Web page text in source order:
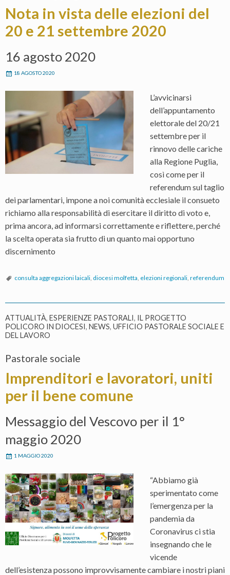
Nota in vista delle elezioni del
20 e 21 settembre 2020
16 agosto 2020
18 AGOSTO 2020
L’avvicinarsi
dell’appuntamento
elettorale del 20/21
settembre per il
rinnovo delle cariche
alla Regione Puglia,
così come per il
referendum sul taglio
dei parlamentari, impone a noi comunità ecclesiale il consueto
richiamo alla responsabilità di esercitare il diritto di voto e,
prima ancora, ad informarsi correttamente e riflettere, perché
la scelta operata sia frutto di un quanto mai opportuno
discernimento
consulta aggregazioni laicali diocesi molfetta elezioni regionali referendum
ATTUALITÀ, ESPERIENZE PASTORALI, IL PROGETTO
POLICORO IN DIOCESI, NEWS, UFFICIO PASTORALE SOCIALE E
DEL LAVORO
Pastorale sociale
Imprenditori e lavoratori, uniti
per il bene comune
Messaggio del Vescovo per il 1°
maggio 2020
1 MAGGIO 2020
“Abbiamo già
sperimentato come
l’emergenza per la
pandemia da
Coronavirus ci stia
insegnando che le
vicende
dell’esistenza possono improvvisamente cambiare i nostri piani